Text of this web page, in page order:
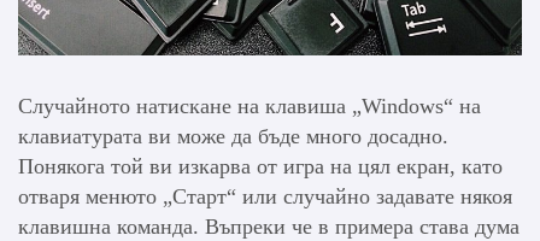
Случайното натискане на клавиша „Windows“ на
клавиатурата ви може да бъде много досадно.
Понякога той ви изкарва от игра на цял екран, като
отваря менюто „Старт“ или случайно задавате някоя
клавишна команда. Въпреки че в примера става дума